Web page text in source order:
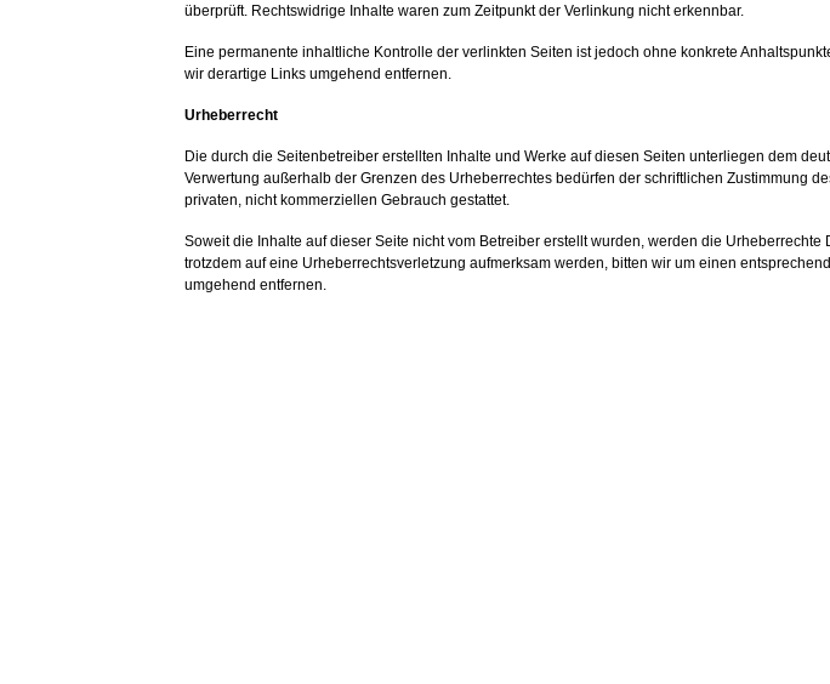
überprüft. Rechtswidrige Inhalte waren zum Zeitpunkt der Verlinkung nicht erkennbar.
Eine permanente inhaltliche Kontrolle der verlinkten Seiten ist jedoch ohne konkrete
wir derartige Links umgehend entfernen.
Urheberrecht
Die durch die Seitenbetreiber erstellten Inhalte und Werke auf diesen Seiten unterliegen dem
Verwertung außerhalb der Grenzen des Urheberrechtes bedürfen der schriftlichen Zustimmung
privaten, nicht kommerziellen Gebrauch gestattet.
Soweit die Inhalte auf dieser Seite nicht vom Betreiber erstellt wurden, werden die
trotzdem auf eine Urheberrechtsverletzung aufmerksam werden, bitten wir um einen
umgehend entfernen.